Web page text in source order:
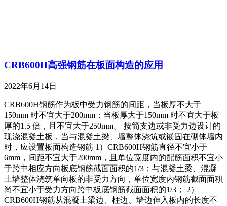
CRB600H高强钢筋在板面构造的应用
2022年6月14日
CRB600H钢筋作为板中受力钢筋的间距，当板厚不大于
150mm 时不宜大于200mm；当板厚大于150mm 时不宜大于板
厚的1.5 倍，且不宜大于250mm。 按简支边或非受力边设计的
现浇混凝土板，当与混凝土梁、墙整体浇筑或嵌固在砌体墙内
时，应设置板面构造钢筋 1）CRB600H钢筋直径不宜小于
6mm，间距不宜大于200mm，且单位宽度内的配筋面积不宜小
于跨中相应方向板底钢筋截面面积的1/3；与混凝土梁、混凝
土墙整体浇筑单向板的非受力方向，单位宽度内钢筋截面面积
尚不宜小于受力方向跨中板底钢筋截面面积的1/3； 2）
CRB600H钢筋从混凝土梁边、柱边、墙边伸入板内的长度不